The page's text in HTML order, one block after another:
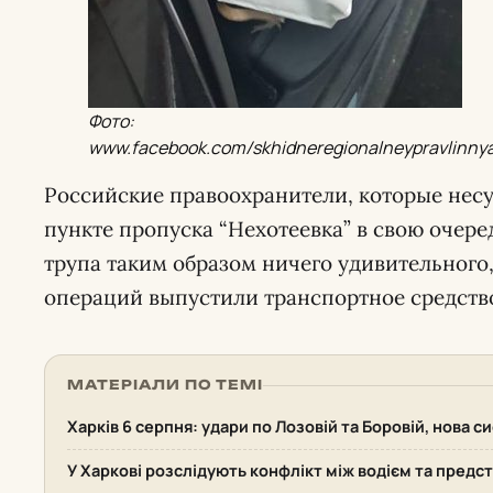
Фото:
www.facebook.com/
Российские правоохранители, которые
пункте пропуска “Нехотеевка” в свою
трупа таким образом ничего
операций выпустили транспортное
МАТЕРІАЛИ ПО ТЕМІ
Харків 6 серпня: удари по Лозовій та Боровій, нова
У Харкові розслідують конфлікт між водієм та